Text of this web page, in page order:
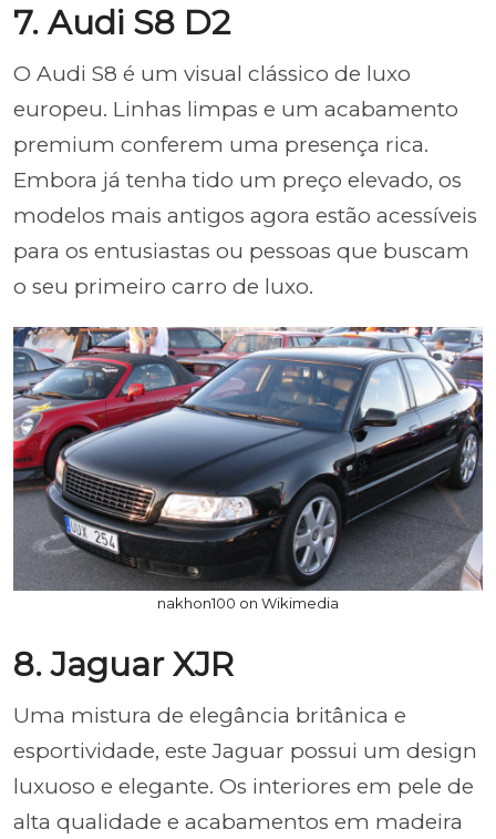
7. Audi S8 D2
O Audi S8 é um visual clássico de luxo
europeu. Linhas limpas e um acabamento
premium conferem uma presença rica.
Embora já tenha tido um preço elevado, os
modelos mais antigos agora estão acessíveis
para os entusiastas ou pessoas que buscam
o seu primeiro carro de luxo.
nakhon100 on Wikimedia
8. Jaguar XJR
Uma mistura de elegância britânica e
esportividade, este Jaguar possui um design
luxuoso e elegante. Os interiores em pele de
alta qualidade e acabamentos em madeira